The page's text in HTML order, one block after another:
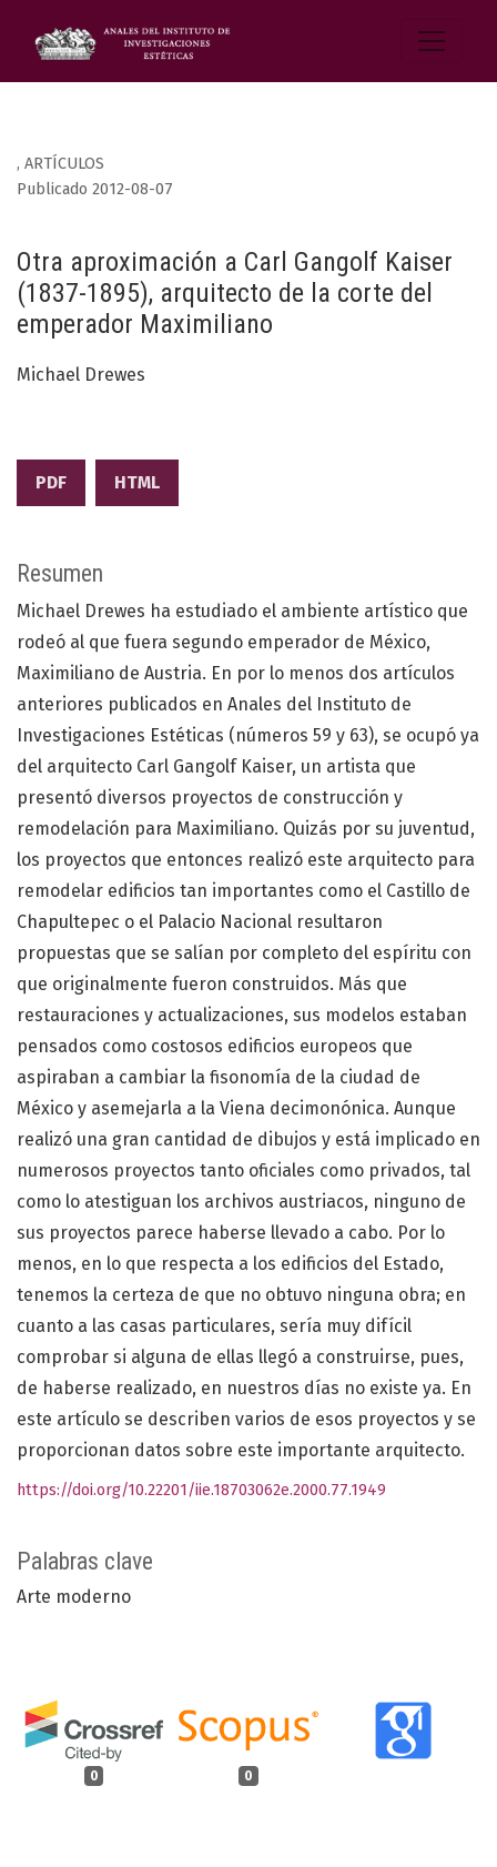
, ARTÍCULOS
Otra aproximación a Carl Gangolf Kaiser
(1837-1895), arquitecto de la corte del
emperador Maximiliano
Publicado 2012-08-07
Michael Drewes
PDF HTML
Palabras clave
Arte moderno
0 0
Resumen
Michael Drewes ha estudiado el ambiente artístico que
rodeó al que fuera segundo emperador de México,
Maximiliano de Austria. En por lo menos dos artículos
anteriores publicados en Anales del Instituto de
Investigaciones Estéticas (números 59 y 63), se ocupó ya
del arquitecto Carl Gangolf Kaiser, un artista que
presentó diversos proyectos de construcción y
remodelación para Maximiliano. Quizás por su juventud,
los proyectos que entonces realizó este arquitecto para
remodelar edificios tan importantes como el Castillo de
Chapultepec o el Palacio Nacional resultaron
propuestas que se salían por completo del espíritu con
que originalmente fueron construidos. Más que
restauraciones y actualizaciones, sus modelos estaban
pensados como costosos edificios europeos que
aspiraban a cambiar la fisonomía de la ciudad de
México y asemejarla a la Viena decimonónica. Aunque
realizó una gran cantidad de dibujos y está implicado en
numerosos proyectos tanto oficiales como privados, tal
como lo atestiguan los archivos austriacos, ninguno de
sus proyectos parece haberse llevado a cabo. Por lo
menos, en lo que respecta a los edificios del Estado,
tenemos la certeza de que no obtuvo ninguna obra; en
cuanto a las casas particulares, sería muy difícil
comprobar si alguna de ellas llegó a construirse, pues,
de haberse realizado, en nuestros días no existe ya. En
este artículo se describen varios de esos proyectos y se
proporcionan datos sobre este importante arquitecto.
https://doi.org/10.22201/iie.18703062e.2000.77.1949